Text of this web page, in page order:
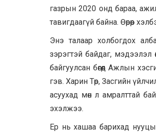
газрын 2020 онд бараа,
тавигдаагүй байна. Өөрөөр
Энэ талаар холбогдох
зэрэгтэй байдаг,
байгуулсан бөгөөд Ажлын
гэв. Харин Төр, Засгийн
асуухад мөн л амралттай
эхэлжээ.
Ер нь хашаа барихад